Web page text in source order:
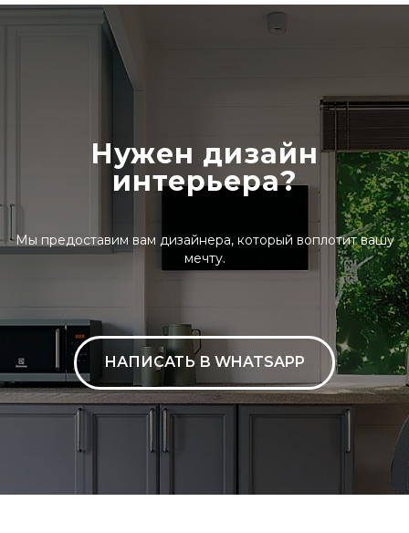
Нужен дизайн
интерьера?
Мы предоставим вам дизайнера, который воплотит вашу
мечту.
НАПИСАТЬ В WHATSAPP